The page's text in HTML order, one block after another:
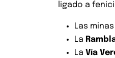
ligado a
Las
La
La Vía